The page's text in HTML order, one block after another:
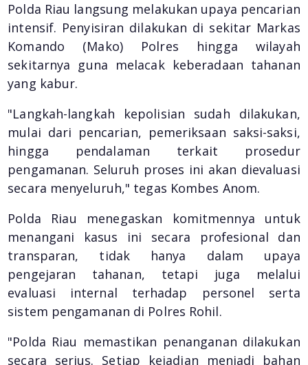
Polda Riau langsung melakukan upaya pencarian
intensif. Penyisiran dilakukan di sekitar Markas
Komando (Mako) Polres hingga wilayah
sekitarnya guna melacak keberadaan tahanan
yang kabur.
"Langkah-langkah kepolisian sudah dilakukan,
mulai dari pencarian, pemeriksaan saksi-saksi,
hingga pendalaman terkait prosedur
pengamanan. Seluruh proses ini akan dievaluasi
secara menyeluruh," tegas Kombes Anom.
Polda Riau menegaskan komitmennya untuk
menangani kasus ini secara profesional dan
transparan, tidak hanya dalam upaya
pengejaran tahanan, tetapi juga melalui
evaluasi internal terhadap personel serta
sistem pengamanan di Polres Rohil.
"Polda Riau memastikan penanganan dilakukan
secara serius. Setiap kejadian menjadi bahan